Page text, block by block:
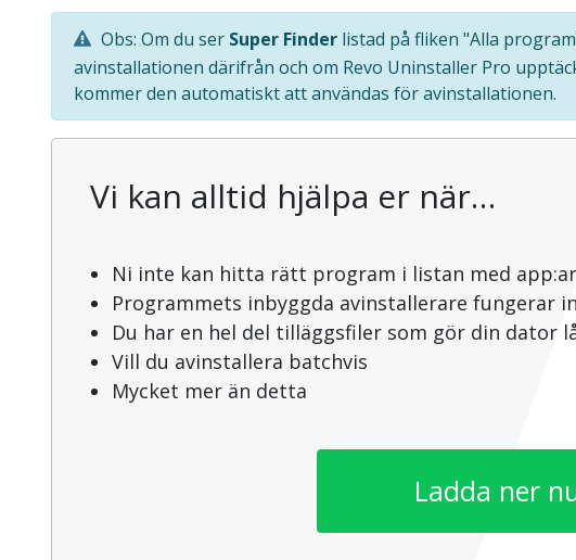
Obs: Om du ser Super Finder listad på fliken "Alla
avinstallationen därifrån och om Revo Uninstaller Pro
kommer den automatiskt att användas för avinstallationen.
Vi kan alltid hjälpa er när…
Ni inte kan hitta rätt program i listan med app:ar
Programmets inbyggda avinstallerare fungerar
Du har en hel del tilläggsfiler som gör din dator
Vill du avinstallera batchvis
Mycket mer än detta
Ladda ner